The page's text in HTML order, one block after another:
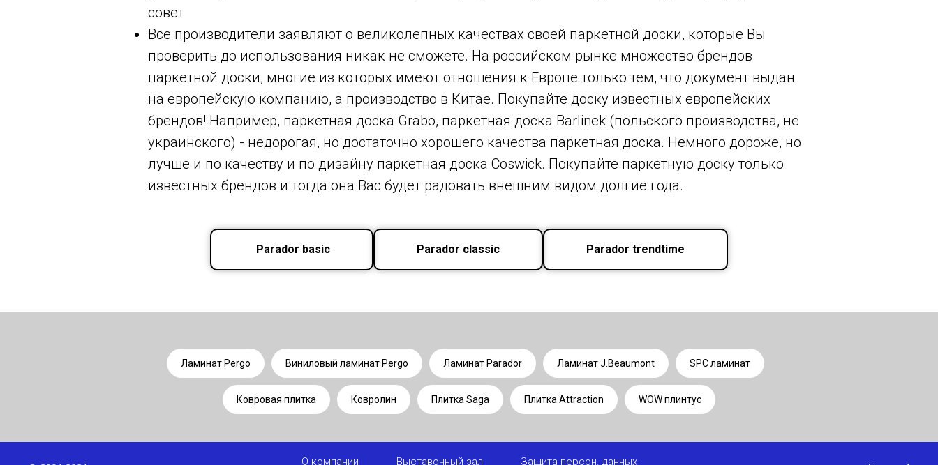
совет
Все производители заявляют о великолепных качествах своей паркетной доски, которые Вы
проверить до использования никак не сможете. На российском рынке множество брендов
паркетной доски, многие из которых имеют отношения к Европе только тем, что документ выдан
на европейскую компанию, а производство в Китае. Покупайте доску известных европейских
брендов! Например, паркетная доска Grabo, паркетная доска Barlinek (польского производства, не
украинского) - недорогая, но достаточно хорошего качества паркетная доска. Немного дороже, но
лучше и по качеству и по дизайну паркетная доска Сoswiсk. Покупайте паркетную доску только
известных брендов и тогда она Вас будет радовать внешним видом долгие года.
Parador basic Parador classic Parador trendtime
Ламинат Pergo Виниловый ламинат Pergo Ламинат Parador Ламинат J.Beaumont SPC ламинат
Ковровая плитка Ковролин Плитка Saga Плитка Attraction WOW плинтус
О компании Выставочный зал Защита персон. данных